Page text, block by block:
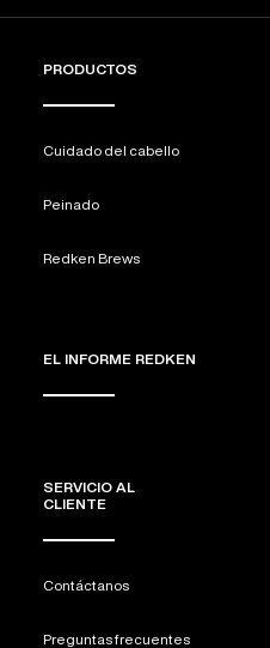
PRODUCTOS
Cuidado del cabello
Peinado
Redken Brews
EL INFORME REDKEN
SERVICIO AL
CLIENTE
Contáctanos
Preguntas frecuentes